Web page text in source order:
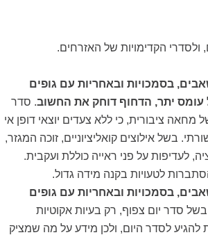
ולסדרי הקדימויות של האזרחים.
בסמכויות ובאחריות עם גופים
עומס יתר, הדחוף דוחק את החשוב. סדר
מחאה ציבורית, כי ללא צעדים יוצאי דופן אי
בשל אילוצים קואליציוניים, זוכה המגזר,
לעדיפות על פני ראייה כוללת ועקבית.
לטעויות בקנה מידה גדול.
בסמכויות ובאחריות עם גופים
סדר יום צפוף, רק בעיות אקוטיות
להגיע לסדר היום, ולכן מידע על מה שמציק